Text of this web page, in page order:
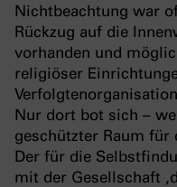
Nichtbeachtung war
Rückzug auf die
vorhanden und
religiöser
Nur dort bot sich –
geschützter Raum für
Der für die
mit der Gesellschaft